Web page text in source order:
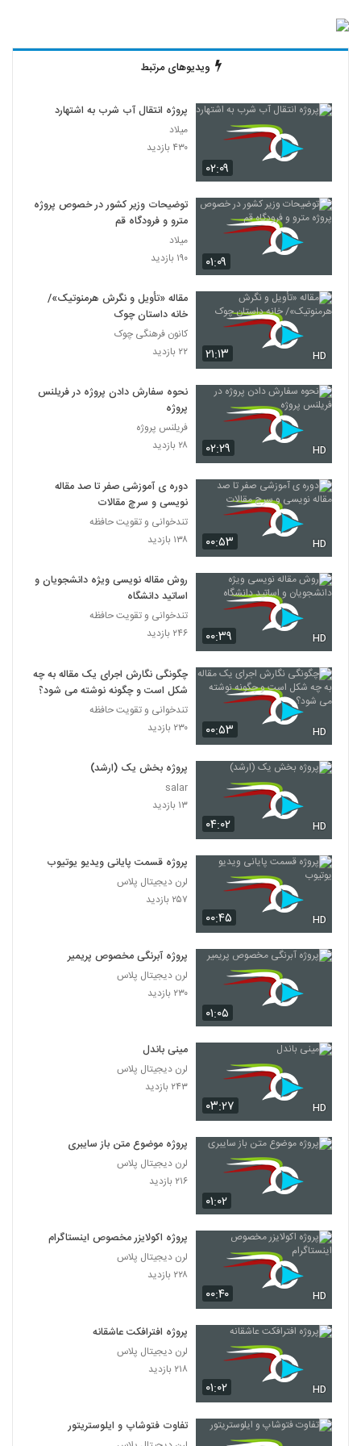
ویدیوهای مرتبط
۰۲:۰۹
پروژه انتقال آب شرب به اشتهارد
میلاد
۴۳۰ بازدید
۰۱:۰۹
توضیحات وزیر کشور در خصوص پروژه
مترو و فرودگاه قم
میلاد
۱۹۰ بازدید
۲۱:۱۳ HD
مقاله «تأویل و نگرش هرمنوتیک»/
خانه داستان چوک
کانون فرهنگی چوک
۲۲ بازدید
۰۲:۲۹ HD
نحوه سفارش دادن پروژه در فریلنس
پروژه
فریلنس پروژه
۲۸ بازدید
۰۰:۵۳ HD
دوره ی آموزشی صفر تا صد مقاله
نویسی و سرچ مقالات
تندخوانی و تقویت حافظه
۱۳۸ بازدید
۰۰:۳۹ HD
روش مقاله نویسی ویژه دانشجویان و
اساتید دانشگاه
تندخوانی و تقویت حافظه
۲۴۶ بازدید
۰۰:۵۳ HD
چگونگی نگارش اجرای یک مقاله به چه
شکل است و چگونه نوشته می شود؟
تندخوانی و تقویت حافظه
۲۳۰ بازدید
۰۴:۰۲ HD
پروژه بخش یک (ارشد)
salar
۱۳ بازدید
۰۰:۴۵ HD
پروژه قسمت پایانی ویدیو یوتیوب
لرن دیجیتال پلاس
۲۵۷ بازدید
۰۱:۰۵
پروژه آبرنگی مخصوص پریمیر
لرن دیجیتال پلاس
۲۳۰ بازدید
۰۳:۲۷ HD
مینی باندل
لرن دیجیتال پلاس
۲۴۳ بازدید
۰۱:۰۲
پروژه موضوع متن باز سایبری
لرن دیجیتال پلاس
۲۱۶ بازدید
۰۰:۴۰ HD
پروژه اکولایزر مخصوص اینستاگرام
لرن دیجیتال پلاس
۲۲۸ بازدید
۰۱:۰۲ HD
پروژه افترافکت عاشقانه
لرن دیجیتال پلاس
۲۱۸ بازدید
تفاوت فتوشاپ و ایلوستریتور